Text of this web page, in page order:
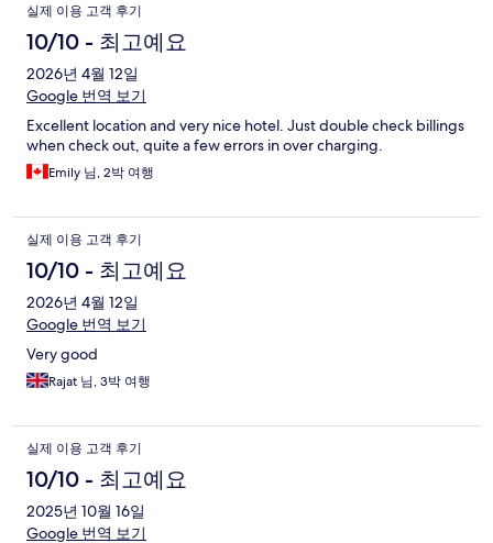
실제 이용 고객 후기
10/10 - 최고예요
2026년 4월 12일
Google 번역 보기
Excellent location and very nice hotel. Just double check billings
when check out, quite a few errors in over charging.
Emily 님, 2박 여행
실제 이용 고객 후기
10/10 - 최고예요
2026년 4월 12일
Google 번역 보기
Very good
Rajat 님, 3박 여행
실제 이용 고객 후기
10/10 - 최고예요
2025년 10월 16일
Google 번역 보기